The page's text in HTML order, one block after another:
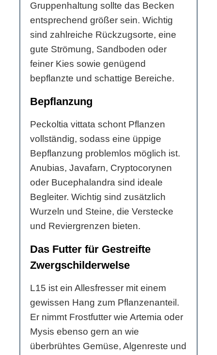
Gruppenhaltung sollte das Becken
entsprechend größer sein. Wichtig
sind zahlreiche Rückzugsorte, eine
gute Strömung, Sandboden oder
feiner Kies sowie genügend
bepflanzte und schattige Bereiche.
Bepflanzung
Peckoltia vittata schont Pflanzen
vollständig, sodass eine üppige
Bepflanzung problemlos möglich ist.
Anubias, Javafarn, Cryptocorynen
oder Bucephalandra sind ideale
Begleiter. Wichtig sind zusätzlich
Wurzeln und Steine, die Verstecke
und Reviergrenzen bieten.
Das Futter für Gestreifte
Zwergschilderwelse
L15 ist ein Allesfresser mit einem
gewissen Hang zum Pflanzenanteil.
Er nimmt Frostfutter wie Artemia oder
Mysis ebenso gern an wie
überbrühtes Gemüse, Algenreste und